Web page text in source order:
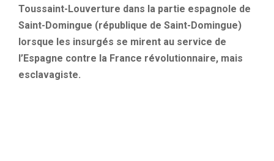
Toussaint-Louverture dans la partie espagnole de
Saint-Domingue (république de Saint-Domingue)
lorsque les insurgés se mirent au service de
l’Espagne contre la France révolutionnaire, mais
esclavagiste.